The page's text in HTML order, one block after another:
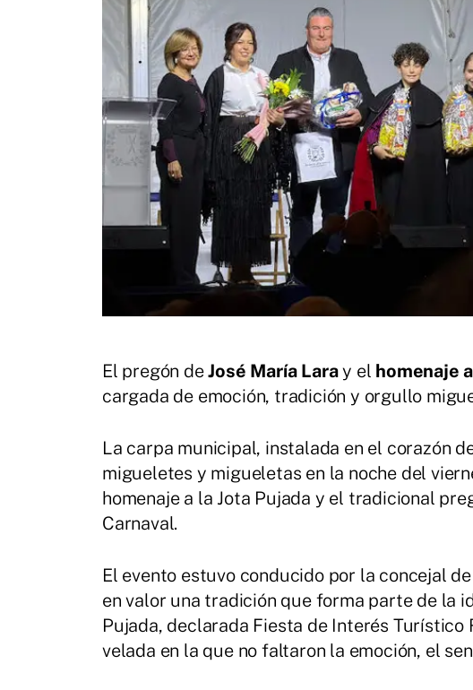
El pregón deJosé María Laray el homenaje
cargada de emoción, tradición y orgullo
La carpa municipal, instalada en el corazón
migueletes y migueletas en la noche del
homenaje a la Jota Pujada y el tradicional
Carnaval.
El evento estuvo conducido por la concejal
en valor una tradición que forma parte de la
Pujada, declarada Fiesta de Interés
velada en la que no faltaron la emoción, el